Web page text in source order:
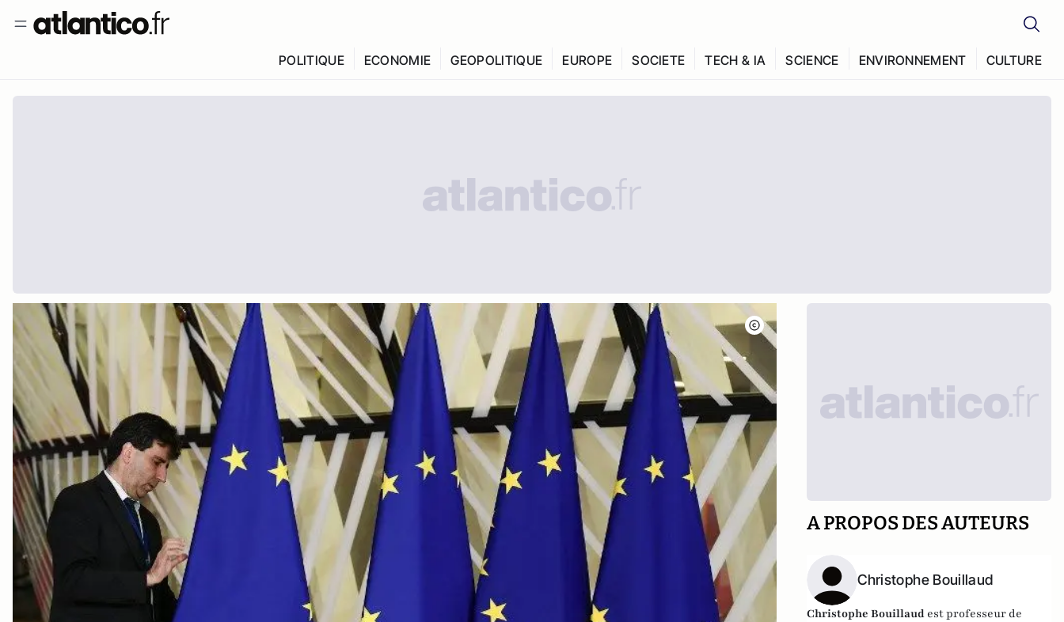
POLITIQUE ECONOMIE GEOPOLITIQUE EUROPE SOCIETE TECH & IA SCIENCE ENVIRONNEMENT CULTURE
A PROPOS DES AUTEURS
Christophe Bouillaud
Christophe Bouillaud est professeur de